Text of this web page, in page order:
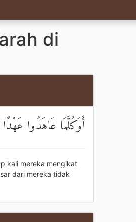
di
أَوَكُلَّمَا عَاهَدُوا
kali mereka mengikat
dari mereka tidak